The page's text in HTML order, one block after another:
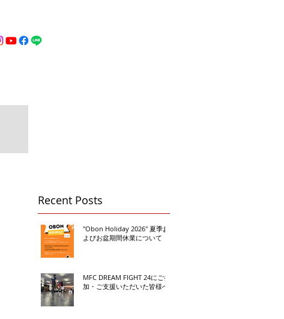
Recent Posts
"Obon Holiday 2026" 夏季お
よびお盆期間休業について
MFC DREAM FIGHT 24にご参
加・ご支援いただいた皆様へ